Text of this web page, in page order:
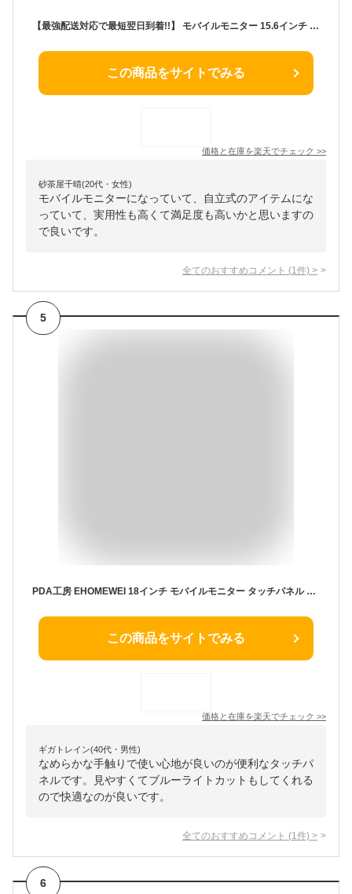
【最強配送対応で最短翌日到着!!】 モバイルモニター 15.6インチ モバイルディスプレイ 1920*1080 ポータブルモニター IPS液晶パネル ブルーカット 自立スタンド VESA スピーカ内蔵 USBType-C ミニHDMI Sw-itch/PS3/PS4/PS5/Xbox/PC/スマホ/Macなど対応
この商品をサイトでみる
価格と在庫を楽天でチェック >>
砂茶屋千晴(20代・女性)
モバイルモニターになっていて、自立式のアイテムにな
っていて、実用性も高くて満足度も高いかと思いますの
で良いです。
全てのおすすめコメント (1 件) >
5
PDA工房 EHOMEWEI 18インチ モバイルモニター タッチパネル RQHG-180PW 対応 ブルーライトカット[反射低減] 保護 フィルム 日本製 自社製造直販
この商品をサイトでみる
価格と在庫を楽天でチェック >>
ギガトレイン(40代・男性)
なめらかな手触りで使い心地が良いのが便利なタッチパ
ネルです。見やすくてブルーライトカットもしてくれる
ので快適なのが良いです。
全てのおすすめコメント (1 件) >
6